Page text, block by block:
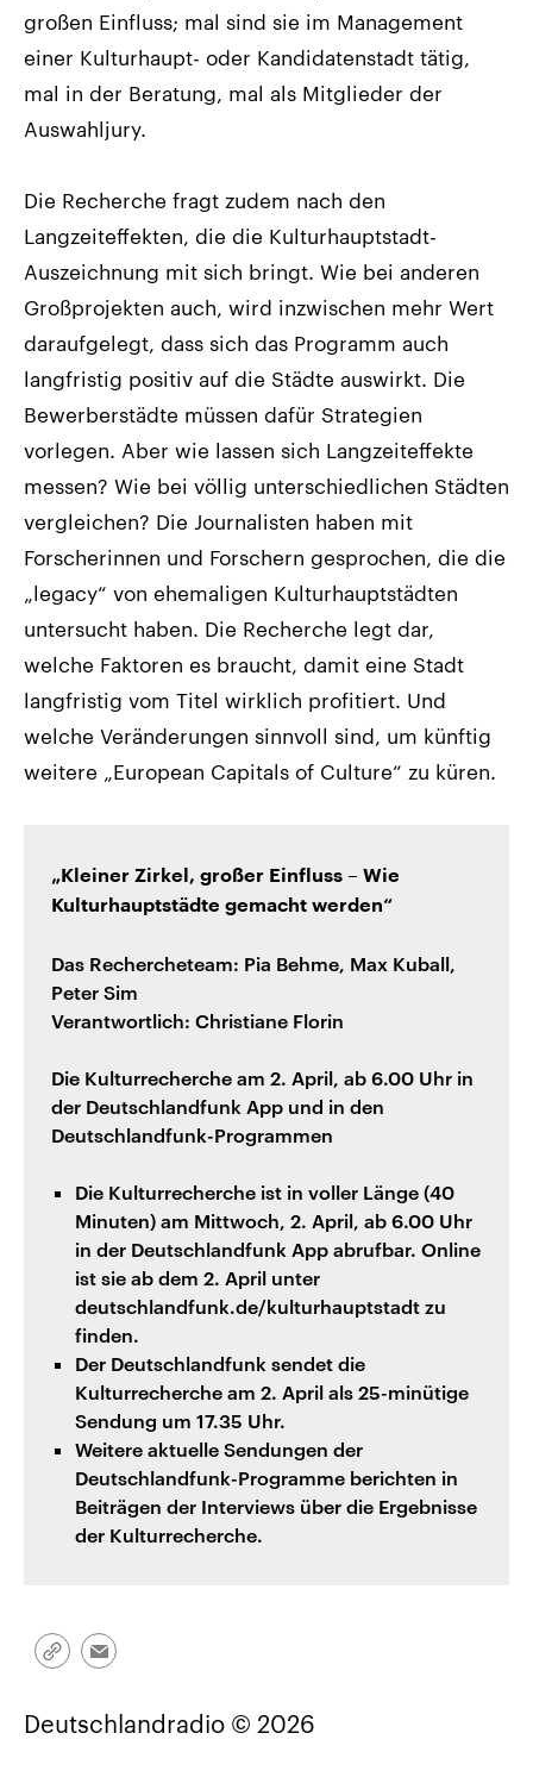
großen Einfluss; mal sind sie im Management
einer Kulturhaupt- oder Kandidatenstadt tätig,
mal in der Beratung, mal als Mitglieder der
Auswahljury.
Die Recherche fragt zudem nach den
Langzeiteffekten, die die Kulturhauptstadt-
Auszeichnung mit sich bringt. Wie bei anderen
Großprojekten auch, wird inzwischen mehr Wert
daraufgelegt, dass sich das Programm auch
langfristig positiv auf die Städte auswirkt. Die
Bewerberstädte müssen dafür Strategien
vorlegen. Aber wie lassen sich Langzeiteffekte
messen? Wie bei völlig unterschiedlichen Städten
vergleichen? Die Journalisten haben mit
Forscherinnen und Forschern gesprochen, die die
„legacy“ von ehemaligen Kulturhauptstädten
untersucht haben. Die Recherche legt dar,
welche Faktoren es braucht, damit eine Stadt
langfristig vom Titel wirklich profitiert. Und
welche Veränderungen sinnvoll sind, um künftig
weitere „European Capitals of Culture“ zu küren.
„Kleiner Zirkel, großer Einfluss – Wie
Kulturhauptstädte gemacht werden“
Das Rechercheteam: Pia Behme, Max Kuball,
Peter Sim
Verantwortlich: Christiane Florin
Die Kulturrecherche am 2. April, ab 6.00 Uhr in
der Deutschlandfunk App und in den
Deutschlandfunk-Programmen
Die Kulturrecherche ist in voller Länge (40
Minuten) am Mittwoch, 2. April, ab 6.00 Uhr
in der Deutschlandfunk App abrufbar. Online
ist sie ab dem 2. April unter
deutschlandfunk.de/kulturhauptstadt zu
finden.
Der Deutschlandfunk sendet die
Kulturrecherche am 2. April als 25-minütige
Sendung um 17.35 Uhr.
Weitere aktuelle Sendungen der
Deutschlandfunk-Programme berichten in
Beiträgen der Interviews über die Ergebnisse
der Kulturrecherche.
Link
Email
Deutschlandradio © 2026